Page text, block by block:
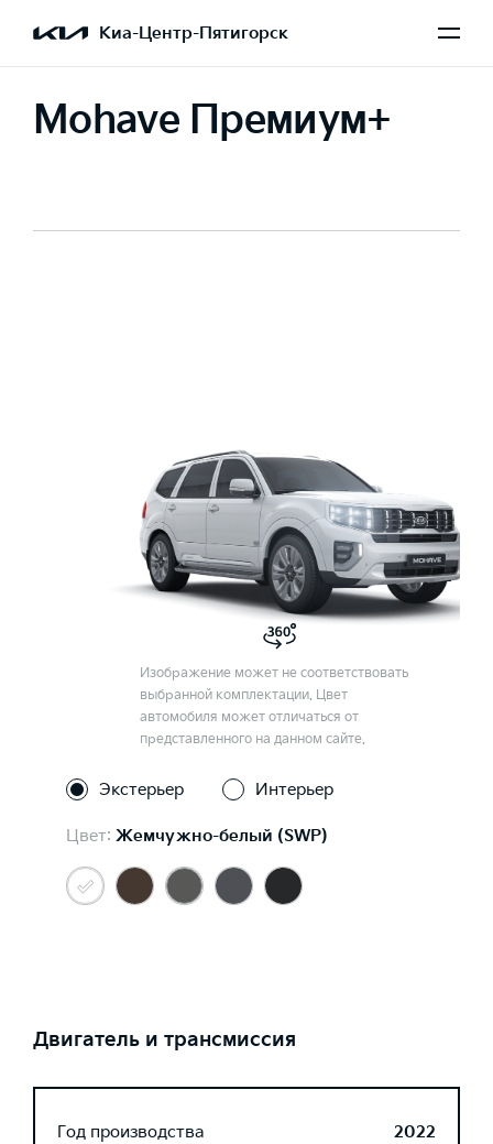
Киа-Центр-Пятигорск
Mohave Премиум+
Изображение может не соответствовать
выбранной комплектации. Цвет
автомобиля может отличаться от
представленного на данном сайте.
Экстерьер Интерьер
Цвет: Жемчужно-белый (SWP)
Двигатель и трансмиссия
Год производства
2022